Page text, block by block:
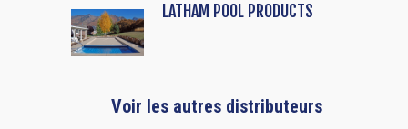
LATHAM POOL PRODUCTS
Voir les autres distributeurs